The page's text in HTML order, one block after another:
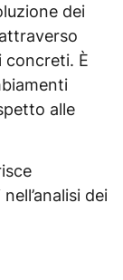
dei
concreti. È
alle
dei